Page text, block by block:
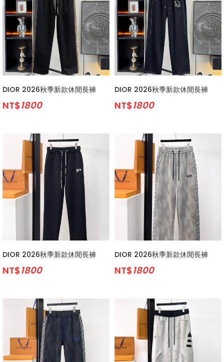
DIOR 2026秋季新款休閒長褲
NT$1800
DIOR 2026秋季新款休閒長褲
NT$1800
DIOR 2026秋季新款休閒長褲
NT$1800
DIOR 2026秋季新款休閒長褲
NT$1800